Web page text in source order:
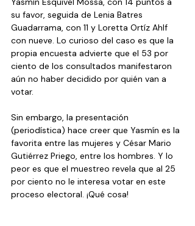
su favor, seguida de Lenia Batres
Guadarrama, con 11 y Loretta Ortíz Ahlf
con nueve. Lo curioso del caso es que la
propia encuesta advierte que el 53 por
ciento de los consultados manifestaron
aún no haber decidido por quién van a
votar.
Sin embargo, la presentación
(periodística) hace creer que Yasmín es la
favorita entre las mujeres y César Mario
Gutiérrez Priego, entre los hombres. Y lo
peor es que el muestreo revela que al 25
por ciento no le interesa votar en este
proceso electoral. ¡Qué cosa!